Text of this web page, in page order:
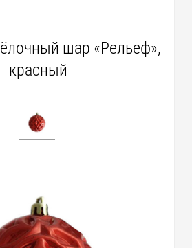
шар «Рельеф»,
красный